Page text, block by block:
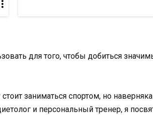
для того, чтобы добиться
заниматься спортом, но
и персональный тренер, я